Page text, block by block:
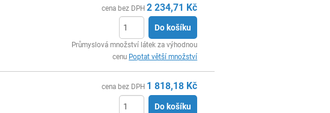
cena bez DPH 2 234,71 Kč
Do košíku
Průmyslová množství látek za výhodnou
cenu Poptat větší množství
cena bez DPH 1 818,18 Kč
Do košíku